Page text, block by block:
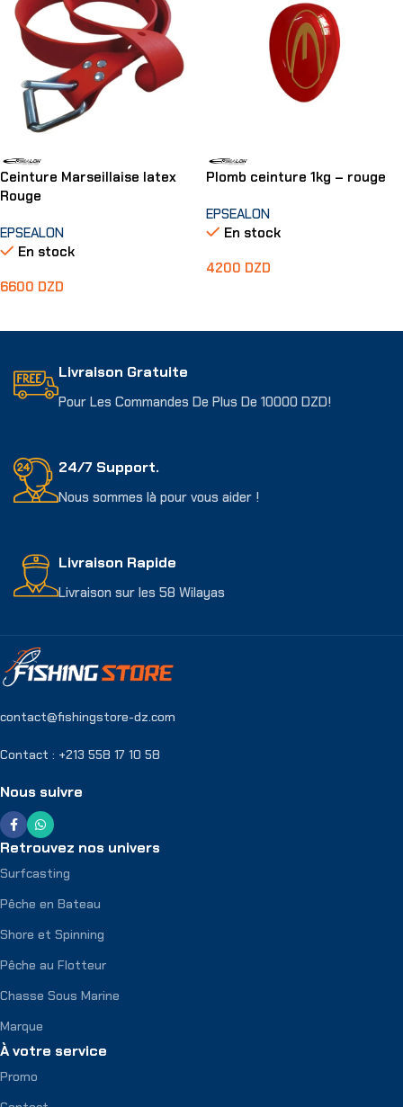
Ceinture Marseillaise latex
Rouge
EPSEALON
En stock
6600 DZD
Plomb ceinture 1kg – rouge
EPSEALON
En stock
4200 DZD
Livraison Gratuite
Pour Les Commandes De Plus De 10000 DZD!
24/7 Support.
Nous sommes là pour vous aider !
Livraison Rapide
Livraison sur les 58 Wilayas
contact@fishingstore-dz.com
Contact : +213 558 17 10 58
Nous suivre
Retrouvez nos univers
Surfcasting
Pêche en Bateau
Shore et Spinning
Pêche au Flotteur
Chasse Sous Marine
Marque
À votre service
Promo